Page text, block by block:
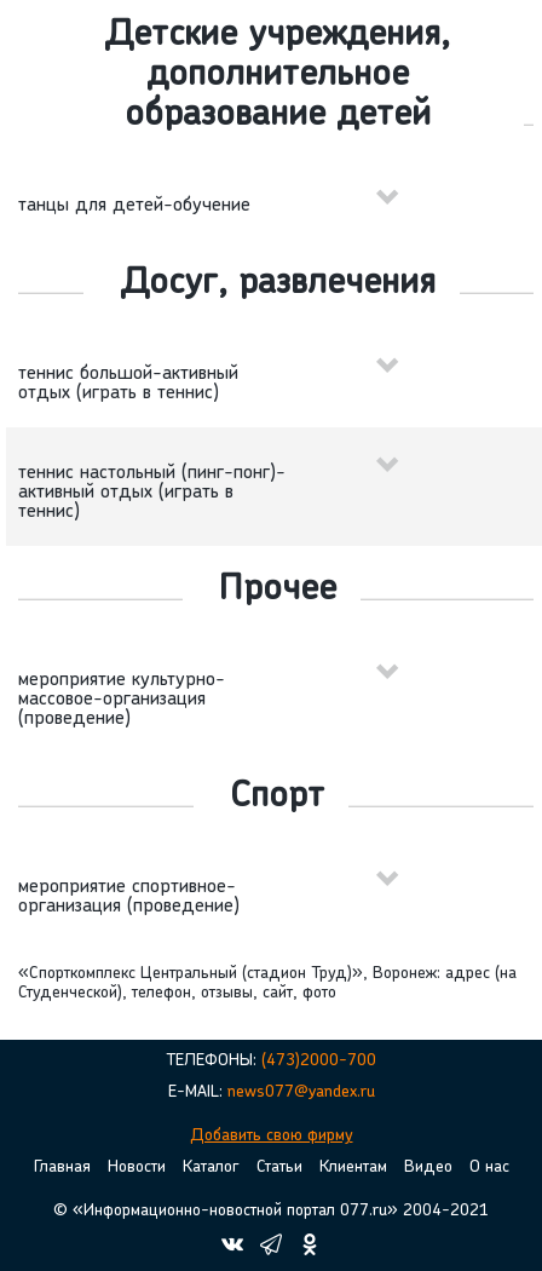
Детские учреждения,
дополнительное
образование детей
танцы для детей-обучение
Досуг, развлечения
теннис большой-активный
отдых (играть в теннис)
теннис настольный (пинг-понг)-
активный отдых (играть в
теннис)
Прочее
мероприятие культурно-
массовое-организация
(проведение)
Спорт
мероприятие спортивное-
организация (проведение)
«Спорткомплекс Центральный (стадион Труд)», Воронеж: адрес (на
Студенческой), телефон, отзывы, сайт, фото
ТЕЛЕФОНЫ: (473)2000-700
E-MAIL: news077@yandex.ru
Добавить свою фирму
Главная
Новости Каталог Статьи Клиентам Видео О нас
© «Информационно-новостной портал 077.ru» 2004-2021